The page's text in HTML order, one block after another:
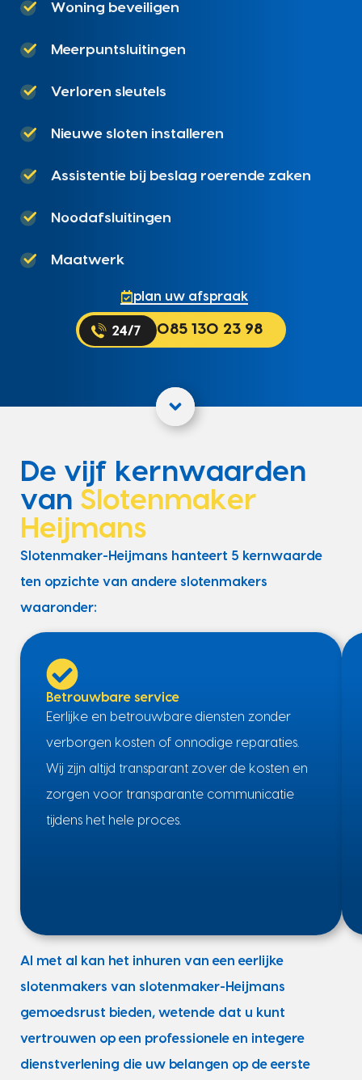
Woning beveiligen
Meerpuntsluitingen
Verloren sleutels
Nieuwe sloten installeren
Assistentie bij beslag roerende zaken
Noodafsluitingen
Maatwerk
plan uw afspraak
085 130 23 98
De vijf kernwaarden
van Slotenmaker
Heijmans
Slotenmaker-Heijmans hanteert 5 kernwaarde
ten opzichte van andere slotenmakers
waaronder:
Betrouwbare service
Eerlijke en betrouwbare diensten zonder
verborgen kosten of onnodige reparaties.
Wij zijn altijd transparant zover de kosten en
zorgen voor transparante communicatie
tijdens het hele proces.
Al met al kan het inhuren van een eerlijke
slotenmakers van slotenmaker-Heijmans
gemoedsrust bieden, wetende dat u kunt
vertrouwen op een professionele en integere
dienstverlening die uw belangen op de eerste